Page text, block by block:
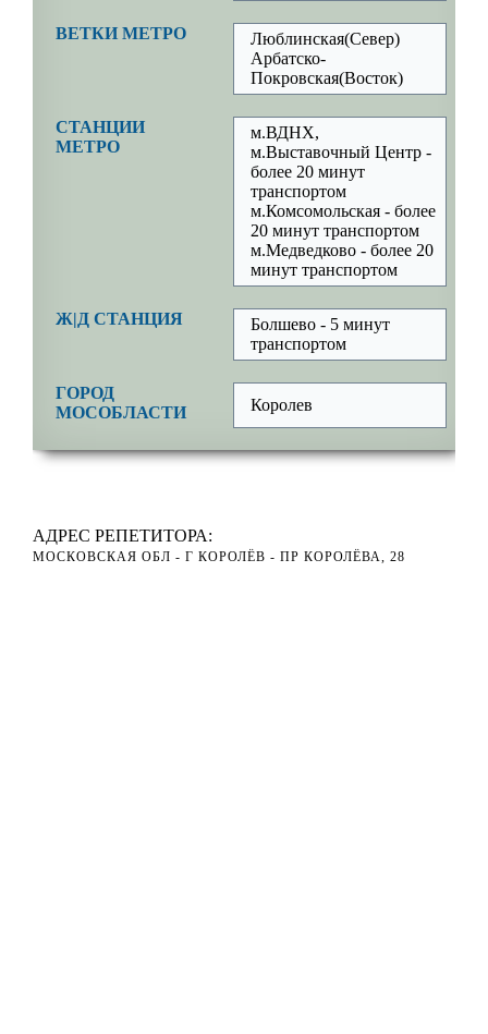
ВЕТКИ МЕТРО
Люблинская(Север)
Арбатско-
Покровская(Восток)
СТАНЦИИ
МЕТРО
м.ВДНХ,
м.Выставочный Центр -
более 20 минут
транспортом
м.Комсомольская - более
20 минут транспортом
м.Медведково - более 20
минут транспортом
Ж|Д СТАНЦИЯ
Болшево - 5 минут
транспортом
ГОРОД
МОСОБЛАСТИ
Королев
АДРЕС РЕПЕТИТОРА:
МОСКОВСКАЯ ОБЛ - Г КОРОЛЁВ - ПР КОРОЛЁВА, 28